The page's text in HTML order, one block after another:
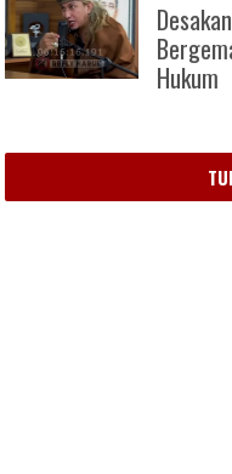
Hukum